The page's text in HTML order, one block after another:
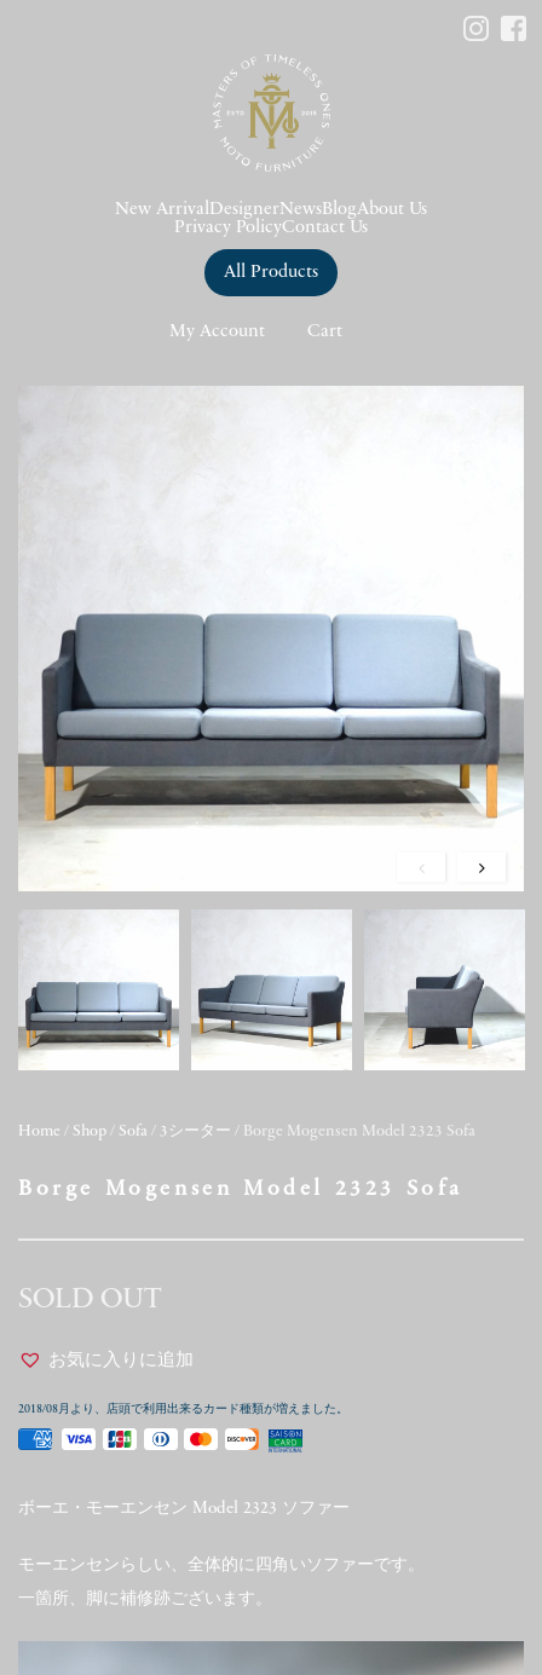
New Arrival DesignerNews BlogAbout Us
Privacy PolicyContact Us
All Products
My Account Cart
Home / Shop / Sofa / 3シーター / Borge Mogensen Model 2323 Sofa
Borge Mogensen Model 2323 Sofa
SOLD OUT
お気に入りに追加
2018/08月より、店頭で利用出来るカード種類が増えました。
ボーエ・モーエンセン Model 2323 ソファー
モーエンセンらしい、全体的に四角いソファーです。
一箇所、脚に補修跡ございます。